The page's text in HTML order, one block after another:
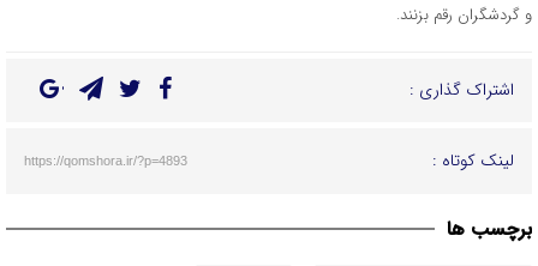
و گردشگران رقم بزنند.
اشتراک گذاری :
لینک کوتاه : https://qomshora.ir/?p=4893
برچسب ها